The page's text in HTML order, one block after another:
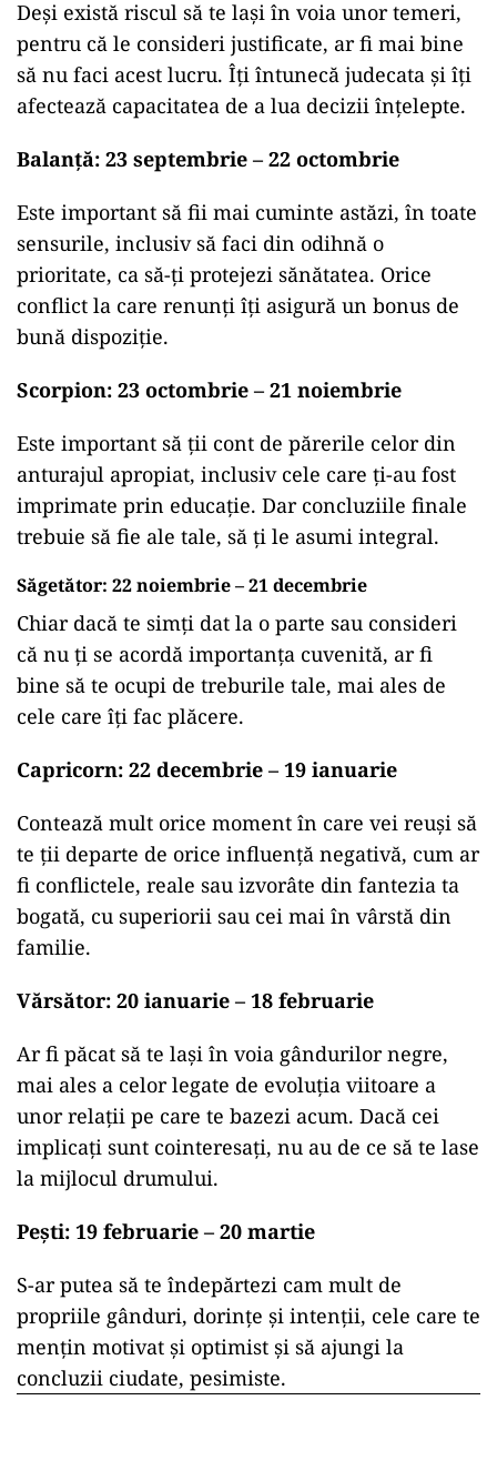
Deși există riscul să te lași în voia unor temeri,
pentru că le consideri justificate, ar fi mai bine
să nu faci acest lucru. Îți întunecă judecata și îți
afectează capacitatea de a lua decizii înțelepte.
Balanță: 23 septembrie – 22 octombrie
Este important să fii mai cuminte astăzi, în toate
sensurile, inclusiv să faci din odihnă o
prioritate, ca să-ți protejezi sănătatea. Orice
conflict la care renunți îți asigură un bonus de
bună dispoziție.
Scorpion: 23 octombrie – 21 noiembrie
Este important să ții cont de părerile celor din
anturajul apropiat, inclusiv cele care ți-au fost
imprimate prin educație. Dar concluziile finale
trebuie să fie ale tale, să ți le asumi integral.
Săgetător: 22 noiembrie – 21 decembrie
Chiar dacă te simți dat la o parte sau consideri
că nu ți se acordă importanța cuvenită, ar fi
bine să te ocupi de treburile tale, mai ales de
cele care îți fac plăcere.
Capricorn: 22 decembrie – 19 ianuarie
Contează mult orice moment în care vei reuși să
te ții departe de orice influență negativă, cum ar
fi conflictele, reale sau izvorâte din fantezia ta
bogată, cu superiorii sau cei mai în vârstă din
familie.
Vărsător: 20 ianuarie – 18 februarie
Ar fi păcat să te lași în voia gândurilor negre,
mai ales a celor legate de evoluția viitoare a
unor relații pe care te bazezi acum. Dacă cei
implicați sunt cointeresați, nu au de ce să te lase
la mijlocul drumului.
Pești: 19 februarie – 20 martie
S-ar putea să te îndepărtezi cam mult de
propriile gânduri, dorințe și intenții, cele care te
mențin motivat și optimist și să ajungi la
concluzii ciudate, pesimiste.